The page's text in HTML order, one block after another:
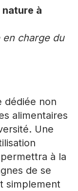
à
en charge du
dédiée non
alimentaires
Une
à la
de se
simplement